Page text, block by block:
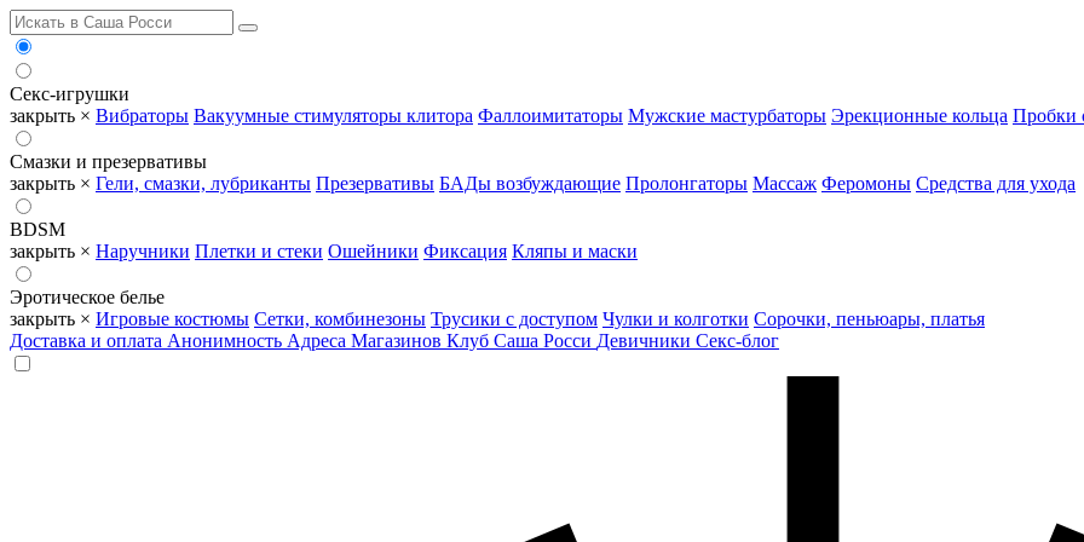
Секс-игрушки
закрыть × Вибраторы Вакуумные стимуляторы клитора Фаллоимитаторы Мужские мастурбаторы Эрекционные кольца Пробки
Смазки и презервативы
закрыть × Гели, смазки, лубриканты Презервативы БАДы возбуждающие Пролонгаторы Массаж Феромоны Средства для ухода
BDSM
закрыть × Наручники Плетки и стеки Ошейники Фиксация Кляпы и маски
Эротическое белье
закрыть × Игровые костюмы Сетки, комбинезоны Трусики с доступом Чулки и колготки Сорочки, пеньюары, платья
Доставка и оплата Анонимность Адреса Магазинов Клуб Саша Росси Девичники Секс-блог